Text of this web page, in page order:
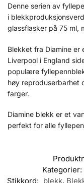
Denne serien av
i
glassflasker på 75 ml,
Blekket fra Diamine
Liverpool i England
populære
høy reproduserbarhet
farger.
Diamine blekk er et
perfekt for alle
Kategorier:
Stikkord: blekk,